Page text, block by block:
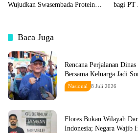
Wujudkan Swasembada Protein
bagi PT
Baca Juga
Rencana Perjalanan
Bersama Keluarga Jadi
Nasional 8 Juli 2026
Flores Bukan Wilayah
Indonesia; Negara Wajib